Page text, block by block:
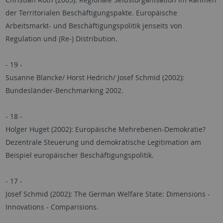
der Territorialen Beschäftigungspakte. Europäische
Arbeitsmarkt- und Beschäftigungspolitik jenseits von
Regulation und (Re-) Distribution.
- 19 -
Susanne Blancke/ Horst Hedrich/ Josef Schmid (2002):
Bundesländer-Benchmarking 2002.
- 18 -
Holger Huget (2002): Europäische Mehrebenen-Demokratie?
Dezentrale Steuerung und demokratische Legitimation am
Beispiel europäischer Beschäftigungspolitik.
- 17 -
Josef Schmid (2002): The German Welfare State: Dimensions -
Innovations - Comparisions.